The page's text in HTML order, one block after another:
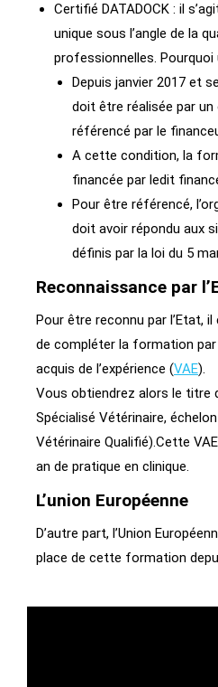
Certifié DATADOCK : il
unique sous l’angle de la
professionnelles. Pourquoi
Depuis janvier 2017 et
doit être réalisée par
référencé par le
A cette condition, la
financée par ledit
Pour être référencé,
doit avoir répondu aux
définis par la loi du 5
Reconnaissance par
Pour être reconnu par l’Etat,
de compléter la formation par
acquis de l’expérience (VAE).
Vous obtiendrez alors le titre
Spécialisé Vétérinaire,
Vétérinaire Qualifié).Cette
an de pratique en clinique.
L’union Européenne
D’autre part, l’Union
place de cette formation